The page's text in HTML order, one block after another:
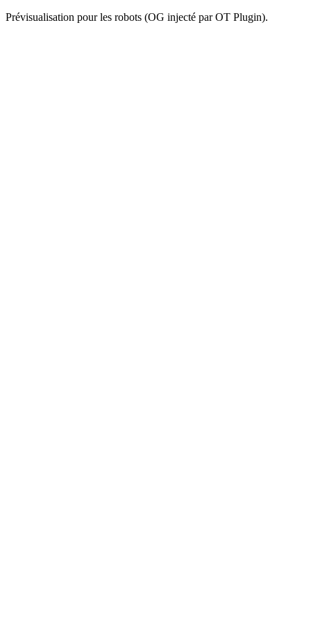
Prévisualisation pour les robots (OG injecté par OT Plugin).